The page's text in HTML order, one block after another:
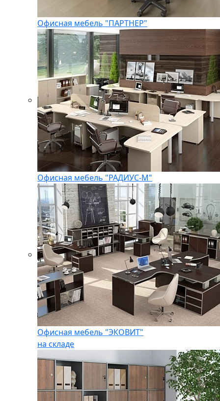
Офисная мебель "ПАРТНЕР"
Офисная мебель "РАДИУС-М"
Офисная мебель "ЭКОВИТ"
на складе